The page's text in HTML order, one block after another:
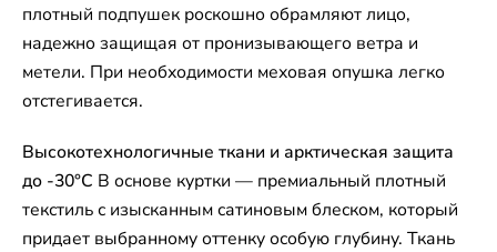
плотный подпушек роскошно обрамляют лицо,
надежно защищая от пронизывающего ветра и
метели. При необходимости меховая опушка легко
отстегивается.
Высокотехнологичные ткани и арктическая защита
до -30°C В основе куртки — премиальный плотный
текстиль с изысканным сатиновым блеском, который
придает выбранному оттенку особую глубину. Ткань